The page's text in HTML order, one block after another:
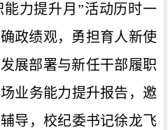
能力提升月”活动历时一
政绩观，勇担育人新使
展部署与新任干部履职
业务能力提升报告，邀
导，校纪委书记徐龙飞